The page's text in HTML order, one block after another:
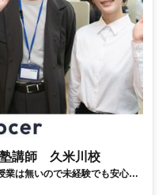
塾講師 久米川校
業は無いので未経験でも安心｜
｜応募後はフォームに1分で回